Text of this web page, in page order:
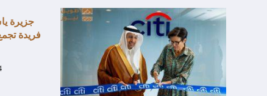
جزيرة
فريدة
24